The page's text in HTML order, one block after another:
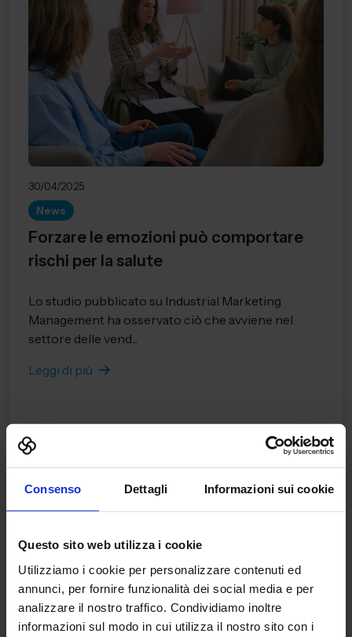
Consenso Dettagli Informazioni sui cookie
Questo sito web utilizza i cookie
Utilizziamo i cookie per personalizzare contenuti ed
annunci, per fornire funzionalità dei social media e per
analizzare il nostro traffico. Condividiamo inoltre
informazioni sul modo in cui utilizza il nostro sito con i
30/04/2025
News
Forzare le emozioni può comportare
rischi per la salute
Lo studio pubblicato su Industrial Marketing
Management ha osservato ciò che avviene nel
settore delle vend...
Leggi di più